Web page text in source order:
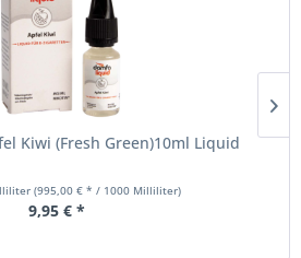
Kiwi (Fresh Green)10ml Liquid
(995,00 € * / 1000 Milliliter)
9,95 € *